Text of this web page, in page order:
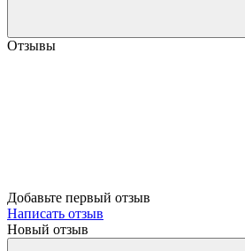
Отзывы
Добавьте первый отзыв
Написать отзыв
Новый отзыв